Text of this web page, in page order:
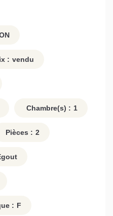
: vendu
Chambre(s) : 1
Pièces : 2
: F